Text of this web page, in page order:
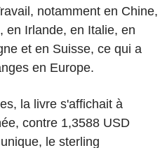
notamment en Chine,
en Irlande, en Italie, en
et en Suisse, ce qui a
en Europe.
la livre s'affichait à
contre 1,3588 USD
le sterling